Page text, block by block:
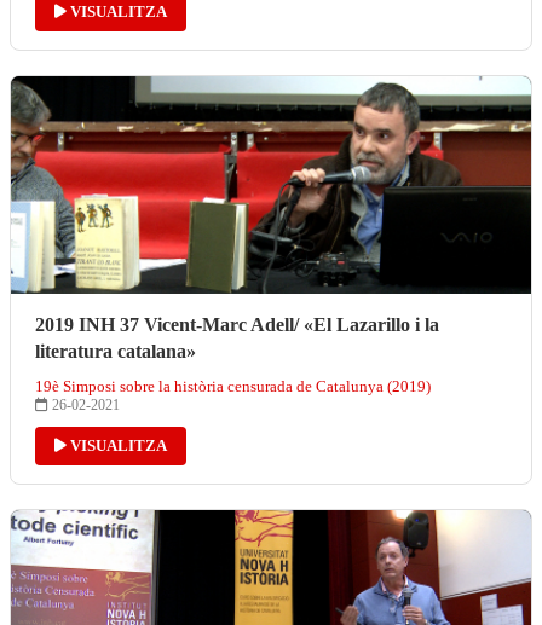
VISUALITZA
2019 INH 37 Vicent-Marc Adell/ «El Lazarillo i la
literatura catalana»
19è Simposi sobre la història censurada de Catalunya (2019)
26-02-2021
VISUALITZA